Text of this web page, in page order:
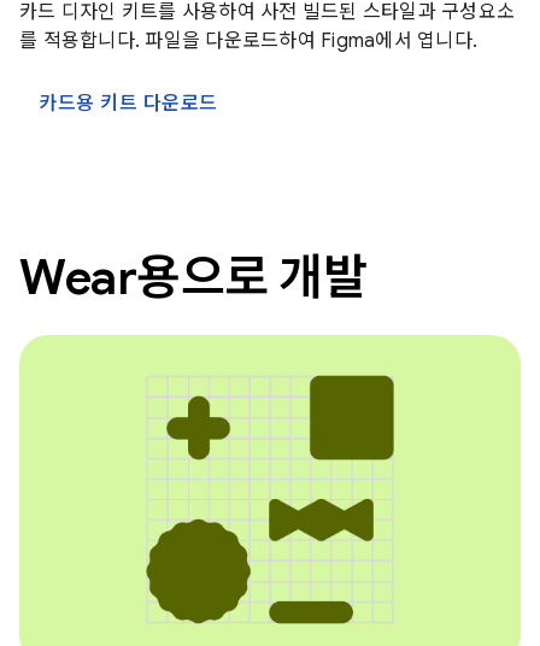
카드 디자인 키트를 사용하여 사전 빌드된 스타일과 구성요소
를 적용합니다. 파일을 다운로드하여 Figma에서 엽니다.
카드용 키트 다운로드
Wear용으로 개발